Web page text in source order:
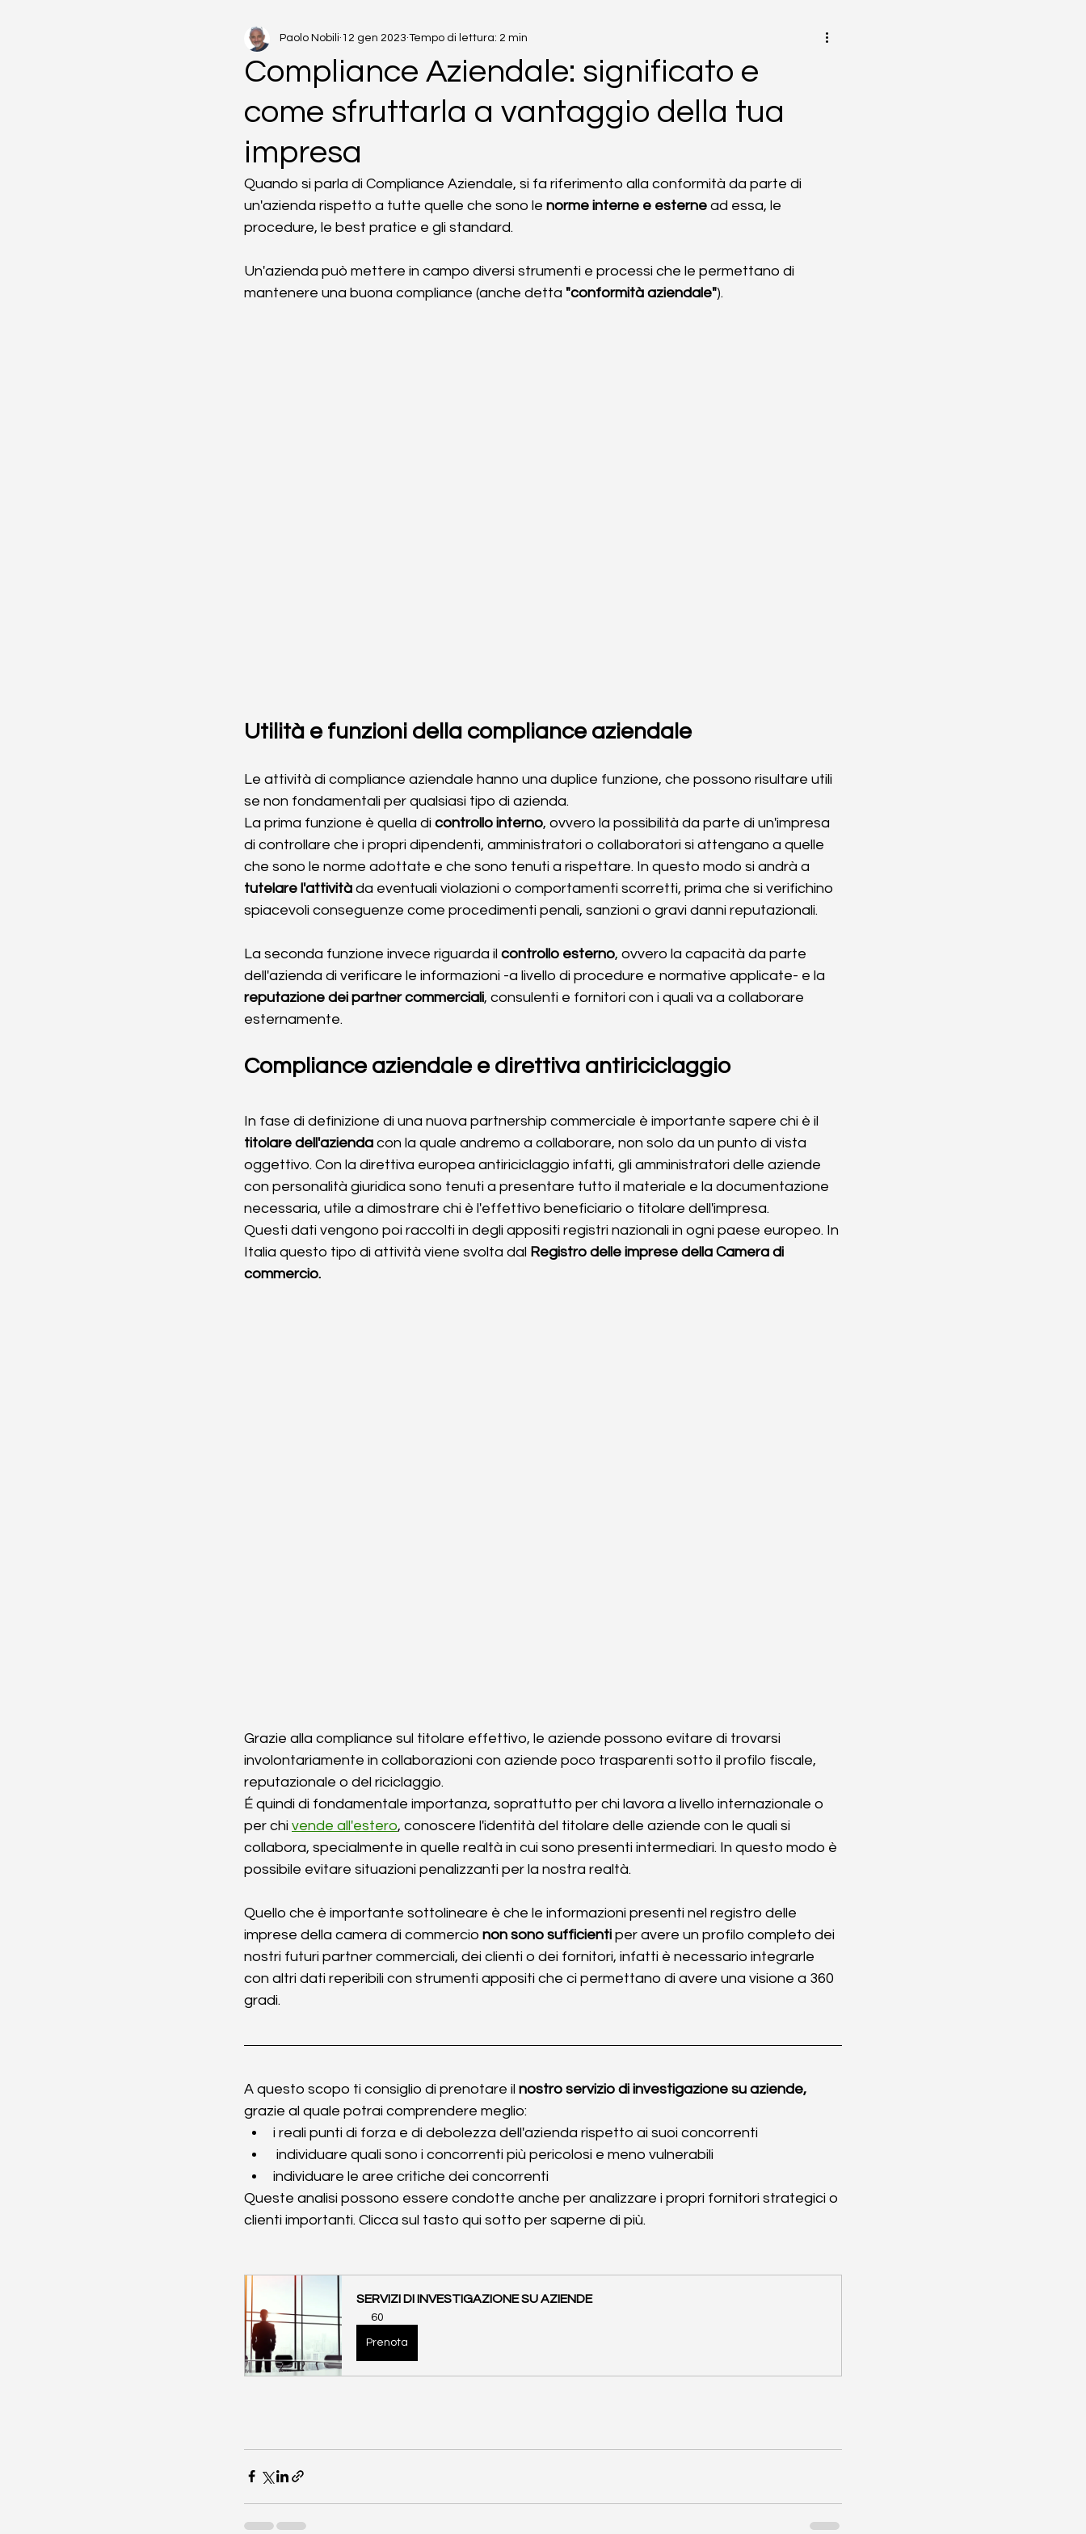
Compliance Aziendale: significato e
come sfruttarla a vantaggio della tua
impresa
Paolo Nobili 12 gen 2023 Tempo di lettura: 2 min
Quando si parla di Compliance Aziendale, si fa riferimento alla conformità da parte di
un'azienda rispetto a tutte quelle che sono le norme interne e esterne ad essa, le
procedure, le best pratice e gli standard.
Un'azienda può mettere in campo diversi strumenti e processi che le permettano di
mantenere una buona compliance (anche detta "conformità aziendale").
Utilità e funzioni della compliance aziendale
Le attività di compliance aziendale hanno una duplice funzione, che possono risultare utili
se non fondamentali per qualsiasi tipo di azienda.
La prima funzione è quella di controllo interno, ovvero la possibilità da parte di un'impresa
di controllare che i propri dipendenti, amministratori o collaboratori si attengano a quelle
che sono le norme adottate e che sono tenuti a rispettare. In questo modo si andrà a
tutelare l'attività da eventuali violazioni o comportamenti scorretti, prima che si verifichino
spiacevoli conseguenze come procedimenti penali, sanzioni o gravi danni reputazionali.
La seconda funzione invece riguarda il controllo esterno, ovvero la capacità da parte
dell'azienda di verificare le informazioni -a livello di procedure e normative applicate- e la
reputazione dei partner commerciali, consulenti e fornitori con i quali va a collaborare
esternamente.
Compliance aziendale e direttiva antiriciclaggio
In fase di definizione di una nuova partnership commerciale è importante sapere chi è il
titolare dell'azienda con la quale andremo a collaborare, non solo da un punto di vista
oggettivo. Con la direttiva europea antiriciclaggio infatti, gli amministratori delle aziende
con personalità giuridica sono tenuti a presentare tutto il materiale e la documentazione
necessaria, utile a dimostrare chi è l'effettivo beneficiario o titolare dell'impresa.
Questi dati vengono poi raccolti in degli appositi registri nazionali in ogni paese europeo. In
Italia questo tipo di attività viene svolta dal Registro delle imprese della Camera di
commercio.
Grazie alla compliance sul titolare effettivo, le aziende possono evitare di trovarsi
involontariamente in collaborazioni con aziende poco trasparenti sotto il profilo fiscale,
reputazionale o del riciclaggio.
É quindi di fondamentale importanza, soprattutto per chi lavora a livello internazionale o
per chi vende all'estero, conoscere l'identità del titolare delle aziende con le quali si
collabora, specialmente in quelle realtà in cui sono presenti intermediari. In questo modo è
possibile evitare situazioni penalizzanti per la nostra realtà.
Quello che è importante sottolineare è che le informazioni presenti nel registro delle
imprese della camera di commercio non sono sufficienti per avere un profilo completo dei
nostri futuri partner commerciali, dei clienti o dei fornitori, infatti è necessario integrarle
con altri dati reperibili con strumenti appositi che ci permettano di avere una visione a 360
gradi.
A questo scopo ti consiglio di prenotare il nostro servizio di investigazione su aziende,
grazie al quale potrai comprendere meglio:
i reali punti di forza e di debolezza dell'azienda rispetto ai suoi concorrenti
individuare quali sono i concorrenti più pericolosi e meno vulnerabili
individuare le aree critiche dei concorrenti
Queste analisi possono essere condotte anche per analizzare i propri fornitori strategici o
clienti importanti. Clicca sul tasto qui sotto per saperne di più.
SERVIZI DI INVESTIGAZIONE SU AZIENDE
60
Prenota